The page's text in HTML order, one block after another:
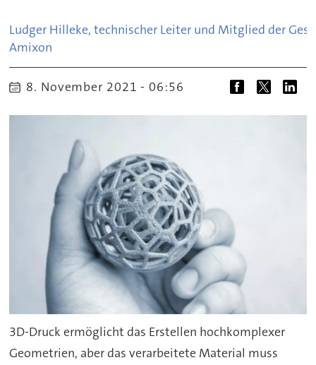
Ludger Hilleke, technischer Leiter und Mitglied der
Amixon
8. November 2021 - 06:56
3D-Druck ermöglicht das Erstellen hochkomplexer
Geometrien, aber das verarbeitete Material muss